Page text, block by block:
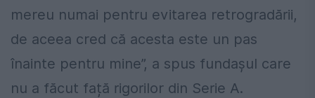
mereu numai pentru evitarea retrogradării,
de aceea cred că acesta este un pas
înainte pentru mine”, a spus fundașul care
nu a făcut față rigorilor din Serie A.